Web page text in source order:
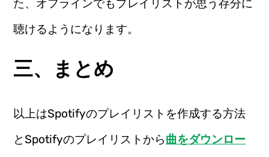
た、オフラインでもプレイリストが思う存分に
聴けるようになります。
三、まとめ
以上はSpotifyのプレイリストを作成する方法
とSpotifyのプレイリストから曲をダウンロー